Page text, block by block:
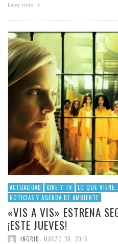
Leer más
ACTUALIDAD CINE Y TV LO QUE
NOTICIAS Y AGENDA DE AMBIENTE
«VIS A VIS» ESTRENA
¡ESTE JUEVES!
INGRID, MARZO 30, 2016